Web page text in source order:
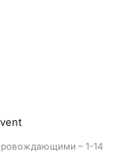
– 1-14